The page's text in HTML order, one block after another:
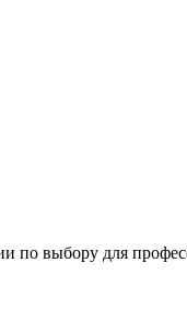
по выбору для